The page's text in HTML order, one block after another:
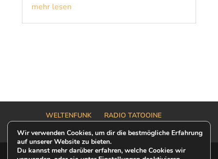
mehr lesen
WELTENFUNK
RADIO TATOOINE
OUTER RIM TALK
OFF-MODEL ONE SHOT
Wir verwenden Cookies, um dir die bestmögliche Erfahrung
auf unserer Website zu bieten.
Du kannst mehr darüber erfahren, welche Cookies wir